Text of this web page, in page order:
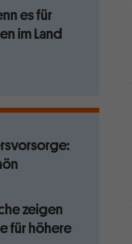
es für
im Land
zeigen
für höhere